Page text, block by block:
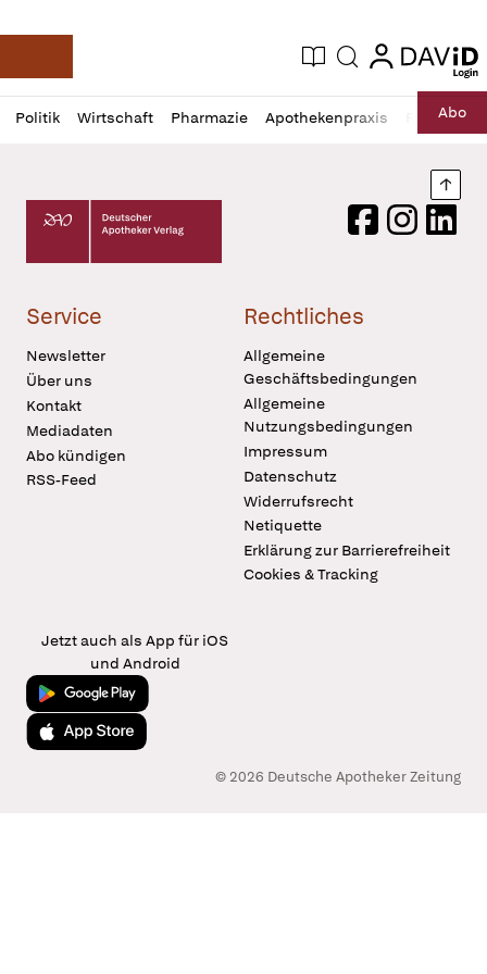
Deutsche Apotheker Zeitung
Aktuelle Ausgabe
Suche login
login
Politik Wirtschaft Pharmazie Apothekenpraxis RechtAbo
Profil
öffnen
Daz
Pur
Deutscher Apotheker Verlag Logo
FacebookInstagram
Service
Newsletter
Über uns
Kontakt
Mediadaten
Abo kündigen
RSS-Feed
Rechtliches
Allgemeine
Geschäftsbedingungen
Allgemeine
Nutzungsbedingungen
Impressum
Datenschutz
Widerrufsrecht
Netiquette
Erklärung zur Barrierefreiheit
Cookies & Tracking
Jetzt auch als App für iOS
und Android
Jetzt bei Google Play
Laden im App Store
© 2026 Deutsche Apotheker Zeitung